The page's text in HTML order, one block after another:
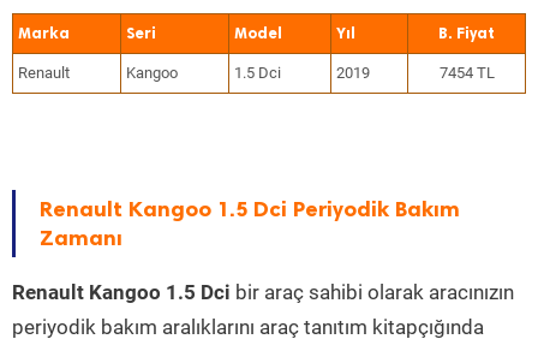
Marka Seri Model Yıl
Renault Kangoo 1.5 Dci 2019 7454 TL
Renault Kangoo 1.5 Dci Periyodik Bakım
Zamanı
Renault Kangoo 1.5 Dci bir araç sahibi olarak aracınızın
periyodik bakım aralıklarını araç tanıtım kitapçığında